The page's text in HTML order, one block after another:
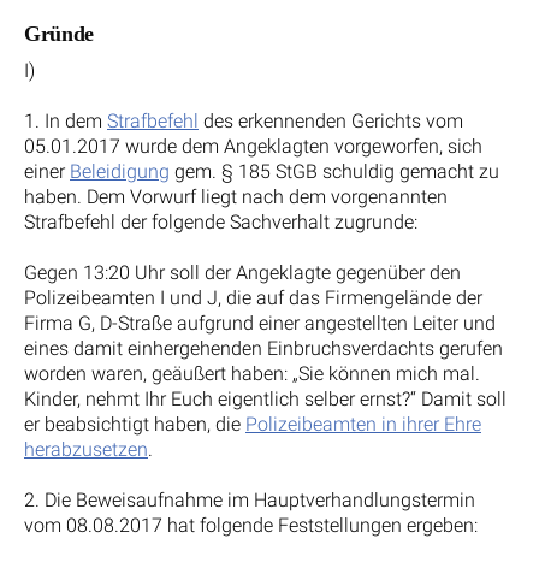
Gründe
I)
1. In dem Strafbefehl des erkennenden Gerichts vom
05.01.2017 wurde dem Angeklagten vorgeworfen, sich
einer Beleidigung gem. § 185 StGB schuldig gemacht zu
haben. Dem Vorwurf liegt nach dem vorgenannten
Strafbefehl der folgende Sachverhalt zugrunde:
Gegen 13:20 Uhr soll der Angeklagte gegenüber den
Polizeibeamten I und J, die auf das Firmengelände der
Firma G, D-Straße aufgrund einer angestellten Leiter und
eines damit einhergehenden Einbruchsverdachts gerufen
worden waren, geäußert haben: „Sie können mich mal.
Kinder, nehmt Ihr Euch eigentlich selber ernst?“ Damit soll
er beabsichtigt haben, die Polizeibeamten in ihrer Ehre
herabzusetzen.
2. Die Beweisaufnahme im Hauptverhandlungstermin
vom 08.08.2017 hat folgende Feststellungen ergeben: